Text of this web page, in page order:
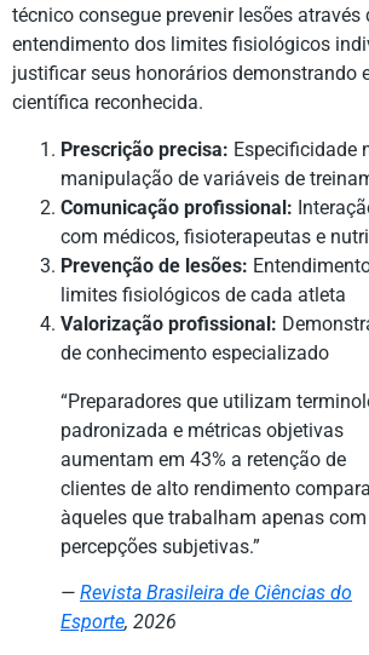
técnico consegue prevenir lesões através
entendimento dos limites fisiológicos
justificar seus honorários demonstrando
científica reconhecida.
Prescrição precisa: Especificidade
manipulação de variáveis de
Comunicação profissional:
com médicos, fisioterapeutas e
Prevenção de lesões:
limites fisiológicos de cada atleta
Valorização profissional:
de conhecimento especializado
“Preparadores que utilizam
padronizada e métricas objetivas
aumentam em 43% a retenção de
clientes de alto rendimento
àqueles que trabalham apenas com
percepções subjetivas.”
— Revista Brasileira de Ciências do
Esporte, 2026